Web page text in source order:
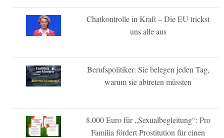
Chatkontrolle in Kraft – Die EU trickst
uns alle aus
Berufspolitiker: Sie belegen jeden Tag,
warum sie abtreten müssten
8.000 Euro für „Sexualbegleitung“: Pro
Familia fördert Prostitution für einen